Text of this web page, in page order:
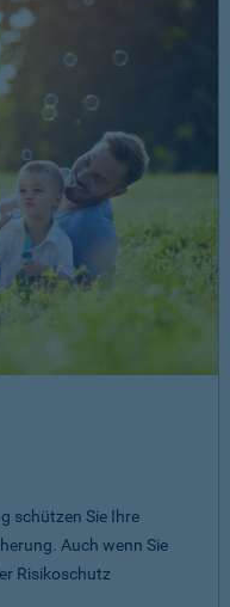
schützen Sie Ihre
Auch wenn Sie
Risikoschutz